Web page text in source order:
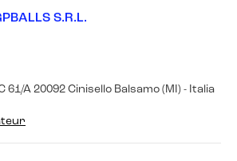
S.R.L.
61/A 20092 Cinisello Balsamo (MI) - Italia